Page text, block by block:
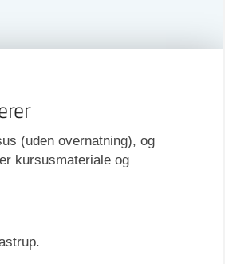
(uden overnatning), og
kursusmateriale og